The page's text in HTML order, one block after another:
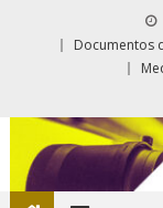
Documentos